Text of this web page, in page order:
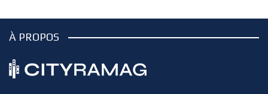
À PROPOS